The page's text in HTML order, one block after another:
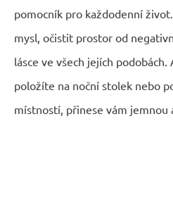
pomocník pro každodenní
mysl, očistit prostor od
lásce ve všech jejích
položíte na noční stolek nebo
místností, přinese vám jemnou